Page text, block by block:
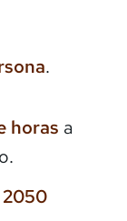
.
horas a
2050